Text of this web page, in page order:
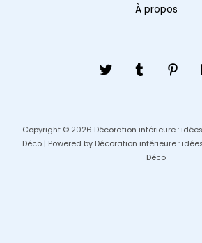
À propos
Copyright © 2026 Décoration intérieure :
Déco | Powered by Décoration intérieure :
Déco